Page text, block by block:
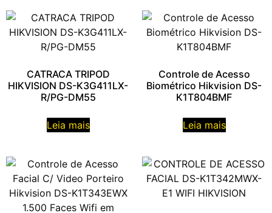
CATRACA TRIPOD
HIKVISION DS-K3G411LX-
R/PG-DM55
Leia mais
Controle de Acesso
Biométrico Hikvision DS-
K1T804BMF
Leia mais